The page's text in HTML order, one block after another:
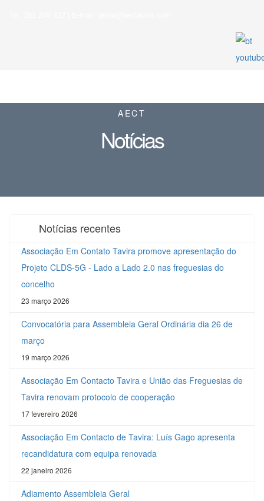
AECT
Notícias
Notícias recentes
Associação Em Contato Tavira promove apresentação do
Projeto CLDS-5G - Lado a Lado 2.0 nas freguesias do
concelho
23 março 2026
Convocatória para Assembleia Geral Ordinária dia 26 de
março
19 março 2026
Associação Em Contacto Tavira e União das Freguesias de
Tavira renovam protocolo de cooperação
17 fevereiro 2026
Associação Em Contacto de Tavira: Luís Gago apresenta
recandidatura com equipa renovada
22 janeiro 2026
Adiamento Assembleia Geral